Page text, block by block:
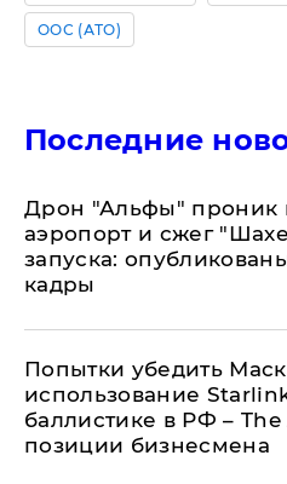
ООС (АТО)
Последние
Дрон "Альфы" проник
аэропорт и сжег
запуска:
кадры
Попытки убедить
использование
баллистике в РФ –
позиции бизнесмена